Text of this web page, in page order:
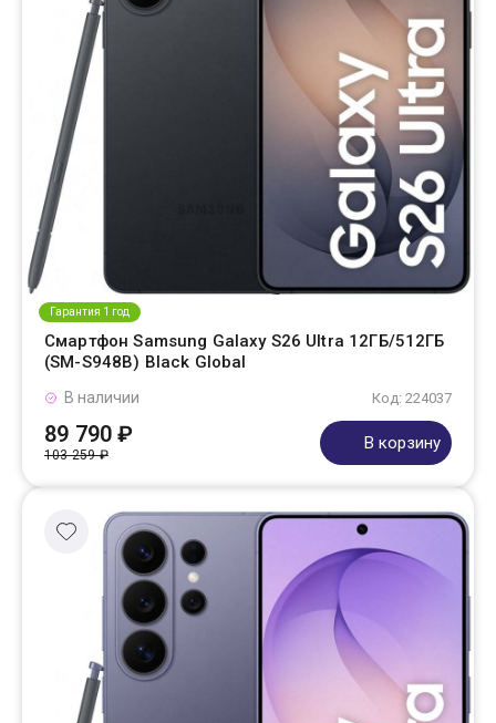
Гарантия 1 год
Смартфон Samsung Galaxy S26 Ultra 12ГБ/512ГБ
(SM-S948B) Black Global
Код: 224037
В наличии
89 790 ₽
103 259 ₽
В корзину